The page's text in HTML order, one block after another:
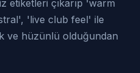
etiketleri çıkarıp 'warm
'live club feel' ile
ve hüzünlü olduğundan